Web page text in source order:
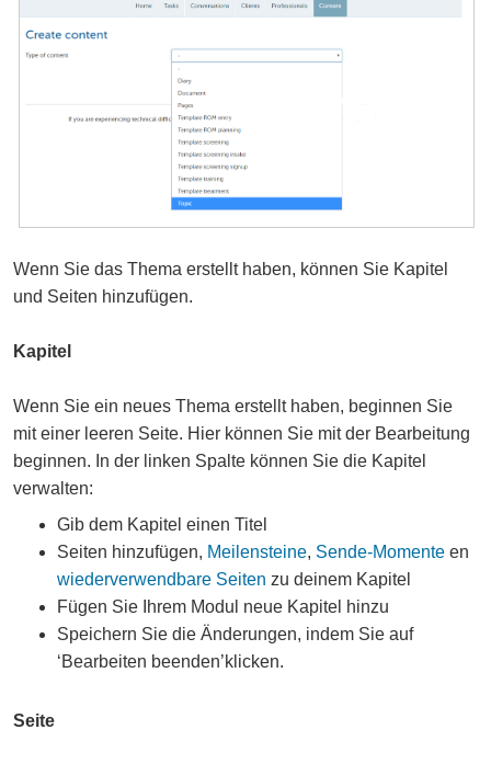
Wenn Sie das Thema erstellt haben, können Sie Kapitel
und Seiten hinzufügen.
Kapitel
Wenn Sie ein neues Thema erstellt haben, beginnen Sie
mit einer leeren Seite. Hier können Sie mit der Bearbeitung
beginnen. In der linken Spalte können Sie die Kapitel
verwalten:
Gib dem Kapitel einen Titel
Seiten hinzufügen, Meilensteine, Sende-Momente en
wiederverwendbare Seiten zu deinem Kapitel
Fügen Sie Ihrem Modul neue Kapitel hinzu
Speichern Sie die Änderungen, indem Sie auf
‘Bearbeiten beenden’klicken.
Seite